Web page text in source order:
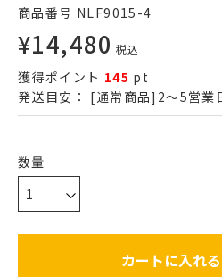
商品番号 NLF9015-4
¥14,480 税込
獲得ポイント 145 pt
発送目安： [通常商品]2～5営業
カートに入れる